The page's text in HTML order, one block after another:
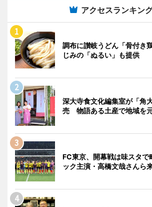
アクセスランキン
調布に讃岐うどん「骨付き
じみの「ぬるい」も提供
深大寺食文化編集室が「角
売 物語ある土産で地域を
FC東京、開幕戦は味スタ
ック主演・高橋文哉さんら